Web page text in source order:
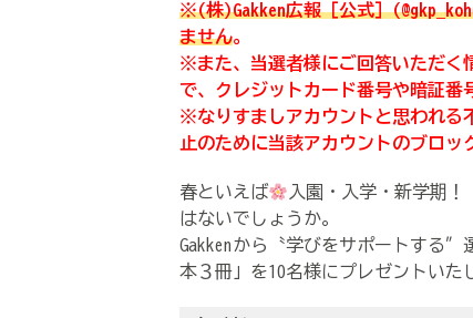
※(株)Gakken広報［公式］
ません。
※また、当選者様にご回答いただく
で、クレジットカード番号や暗証番
※なりすましアカウントと思われる
止のために当該アカウントのブロッ
春といえば
入園・入学・新学期
はないでしょうか。
Gakkenから〝学びをサポートする″
本３冊」を10名様にプレゼントいた